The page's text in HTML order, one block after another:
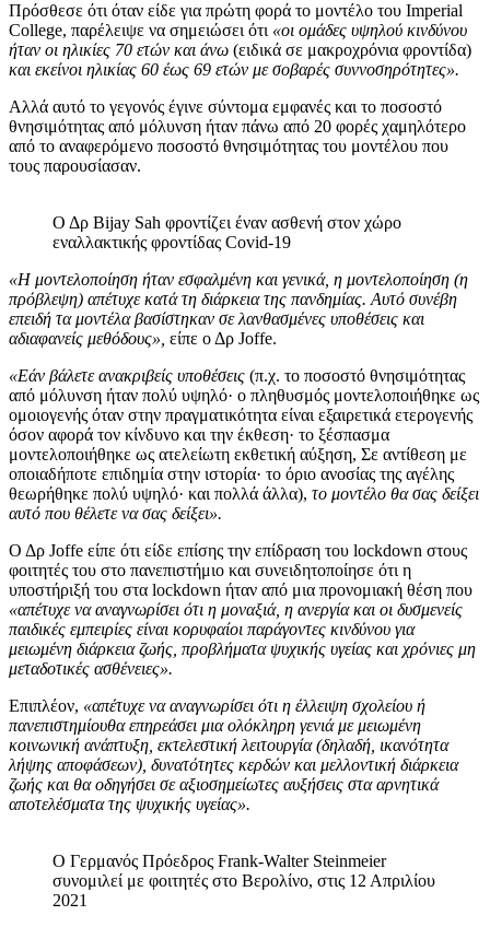
Πρόσθεσε ότι όταν είδε για πρώτη φορά το μοντέλο του Imperial
College, παρέλειψε να σημειώσει ότι «οι ομάδες υψηλού κινδύνου
ήταν οι ηλικίες 70 ετών και άνω (ειδικά σε μακροχρόνια φροντίδα)
και εκείνοι ηλικίας 60 έως 69 ετών με σοβαρές συννοσηρότητες».
Αλλά αυτό το γεγονός έγινε σύντομα εμφανές και το ποσοστό
θνησιμότητας από μόλυνση ήταν πάνω από 20 φορές χαμηλότερο
από το αναφερόμενο ποσοστό θνησιμότητας του μοντέλου που
τους παρουσίασαν.
Ο Δρ Bijay Sah φροντίζει έναν ασθενή στον χώρο
εναλλακτικής φροντίδας Covid-19
«Η μοντελοποίηση ήταν εσφαλμένη και γενικά, η μοντελοποίηση (η
πρόβλεψη) απέτυχε κατά τη διάρκεια της πανδημίας. Αυτό συνέβη
επειδή τα μοντέλα βασίστηκαν σε λανθασμένες υποθέσεις και
αδιαφανείς μεθόδους», είπε ο Δρ Joffe.
«Εάν βάλετε ανακριβείς υποθέσεις (π.χ. το ποσοστό θνησιμότητας
από μόλυνση ήταν πολύ υψηλό· ο πληθυσμός μοντελοποιήθηκε ως
ομοιογενής όταν στην πραγματικότητα είναι εξαιρετικά ετερογενής
όσον αφορά τον κίνδυνο και την έκθεση· το ξέσπασμα
μοντελοποιήθηκε ως ατελείωτη εκθετική αύξηση, Σε αντίθεση με
οποιαδήποτε επιδημία στην ιστορία· το όριο ανοσίας της αγέλης
θεωρήθηκε πολύ υψηλό· και πολλά άλλα), το μοντέλο θα σας δείξει
αυτό που θέλετε να σας δείξει».
Ο Δρ Joffe είπε ότι είδε επίσης την επίδραση του lockdown στους
φοιτητές του στο πανεπιστήμιο και συνειδητοποίησε ότι η
υποστήριξή του στα lockdown ήταν από μια προνομιακή θέση που
«απέτυχε να αναγνωρίσει ότι η μοναξιά, η ανεργία και οι δυσμενείς
παιδικές εμπειρίες είναι κορυφαίοι παράγοντες κινδύνου για
μειωμένη διάρκεια ζωής, προβλήματα ψυχικής υγείας και χρόνιες μη
μεταδοτικές ασθένειες».
Επιπλέον, «απέτυχε να αναγνωρίσει ότι η έλλειψη σχολείου ή
πανεπιστημίουθα επηρεάσει μια ολόκληρη γενιά με μειωμένη
κοινωνική ανάπτυξη, εκτελεστική λειτουργία (δηλαδή, ικανότητα
λήψης αποφάσεων), δυνατότητες κερδών και μελλοντική διάρκεια
ζωής και θα οδηγήσει σε αξιοσημείωτες αυξήσεις στα αρνητικά
αποτελέσματα της ψυχικής υγείας».
Ο Γερμανός Πρόεδρος Frank-Walter Steinmeier
συνομιλεί με φοιτητές στο Βερολίνο, στις 12 Απριλίου
2021